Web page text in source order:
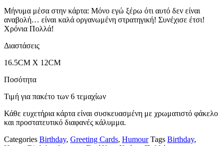
Μήνυμα μέσα στην κάρτα: Μόνο εγώ ξέρω ότι αυτό δεν είναι
αναβολή… είναι καλά οργανωμένη στρατηγική! Συνέχισε έτσι!
Χρόνια Πολλά!
Διαστάσεις
16.5CM X 12CM
Ποσότητα
Τιμή για πακέτο των 6 τεμαχίων
Κάθε ευχετήρια κάρτα είναι συσκευασμένη με χρωματιστό φάκελο
και προστατευτικό διαφανές κάλυμμα.
Categories Birthday, Greeting Cards, Humour Tags Birthday,